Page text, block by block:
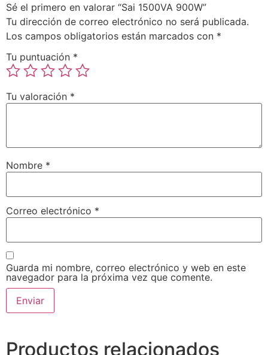
Sé el primero en valorar “Sai 1500VA 900W”
Tu dirección de correo electrónico no será publicada.
Los campos obligatorios están marcados con *
Tu puntuación *
Tu valoración *
Nombre *
Correo electrónico *
Guarda mi nombre, correo electrónico y web en este
navegador para la próxima vez que comente.
Productos relacionados